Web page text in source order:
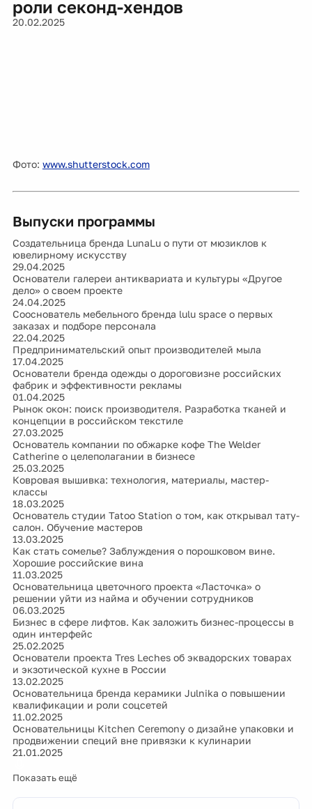
роли секонд-хендов
20.02.2025
Фото: www.shutterstock.com
Выпуски программы
Создательница бренда LunaLu о пути от мюзиклов к
ювелирному искусству
29.04.2025
Основатели галереи антиквариата и культуры «Другое
дело» о своем проекте
24.04.2025
Сооснователь мебельного бренда lulu space о первых
заказах и подборе персонала
22.04.2025
Предпринимательский опыт производителей мыла
17.04.2025
Основатели бренда одежды о дороговизне российских
фабрик и эффективности рекламы
01.04.2025
Рынок окон: поиск производителя. Разработка тканей и
концепции в российском текстиле
27.03.2025
Основатель компании по обжарке кофе The Welder
Catherine о целеполагании в бизнесе
25.03.2025
Ковровая вышивка: технология, материалы, мастер-
классы
18.03.2025
Основатель студии Tatoo Station о том, как открывал тату-
салон. Обучение мастеров
13.03.2025
Как стать сомелье? Заблуждения о порошковом вине.
Хорошие российские вина
11.03.2025
Основательница цветочного проекта «Ласточка» о
решении уйти из найма и обучении сотрудников
06.03.2025
Бизнес в сфере лифтов. Как заложить бизнес-процессы в
один интерфейс
25.02.2025
Основатели проекта Tres Leches об эквадорских товарах
и экзотической кухне в России
13.02.2025
Основательница бренда керамики Julnika о повышении
квалификации и роли соцсетей
11.02.2025
Основательницы Kitchen Ceremony о дизайне упаковки и
продвижении специй вне привязки к кулинарии
21.01.2025
Показать ещё